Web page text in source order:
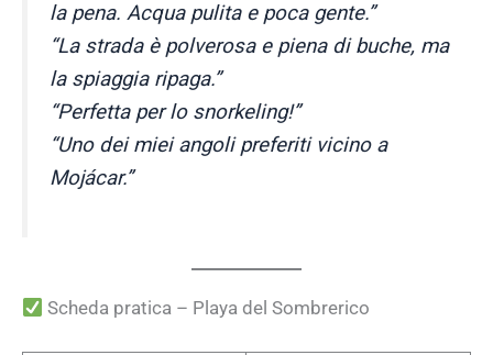
la pena. Acqua pulita e poca gente.”
“La strada è polverosa e piena di buche, ma
la spiaggia ripaga.”
“Perfetta per lo snorkeling!”
“Uno dei miei angoli preferiti vicino a
Mojácar.”
Scheda pratica – Playa del Sombrerico